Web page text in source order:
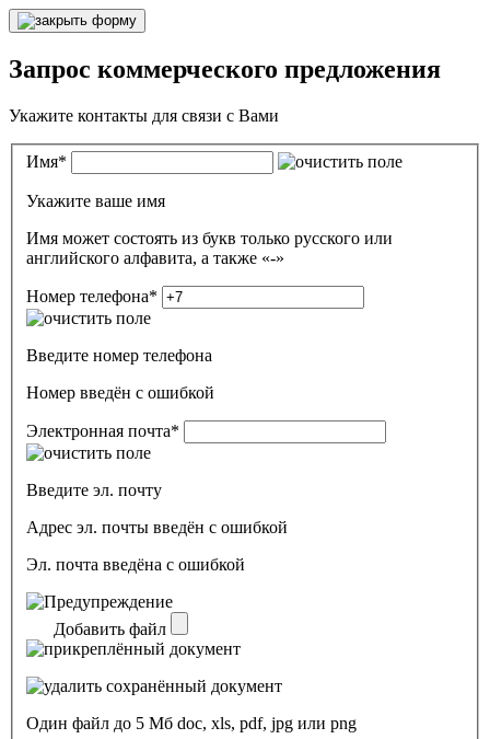
Запрос коммерческого предложения
Укажите контакты для связи с Вами
Имя*
Укажите ваше имя
Имя может состоять из букв только русского или
английского алфавита, а также «-»
Номер телефона*
Введите номер телефона
Номер введён c ошибкой
Электронная почта*
Введите эл. почту
Адрес эл. почты введён с ошибкой
Эл. почта введёна с ошибкой
Добавить файл
Один файл до 5 Мб doc, xls, pdf, jpg или png